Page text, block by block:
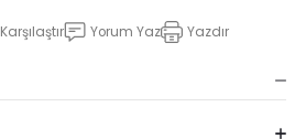
Karşılaştır Yorum Yaz Yazdır